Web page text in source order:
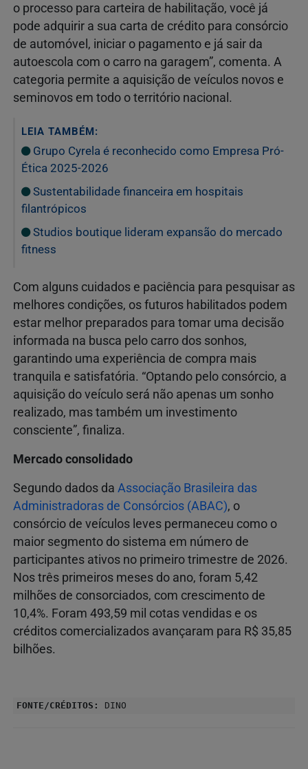
o processo para carteira de habilitação, você já
pode adquirir a sua carta de crédito para consórcio
de automóvel, iniciar o pagamento e já sair da
autoescola com o carro na garagem”, comenta. A
categoria permite a aquisição de veículos novos e
seminovos em todo o território nacional.
LEIA TAMBÉM:
Grupo Cyrela é reconhecido como Empresa Pró-
Ética 2025-2026
Sustentabilidade financeira em hospitais
filantrópicos
Studios boutique lideram expansão do mercado
fitness
Com alguns cuidados e paciência para pesquisar as
melhores condições, os futuros habilitados podem
estar melhor preparados para tomar uma decisão
informada na busca pelo carro dos sonhos,
garantindo uma experiência de compra mais
tranquila e satisfatória. “Optando pelo consórcio, a
aquisição do veículo será não apenas um sonho
realizado, mas também um investimento
consciente”, finaliza.
Mercado consolidado
Segundo dados da Associação Brasileira das
Administradoras de Consórcios (ABAC), o
consórcio de veículos leves permaneceu como o
maior segmento do sistema em número de
participantes ativos no primeiro trimestre de 2026.
Nos três primeiros meses do ano, foram 5,42
milhões de consorciados, com crescimento de
10,4%. Foram 493,59 mil cotas vendidas e os
créditos comercializados avançaram para R$ 35,85
bilhões.
FONTE/CRÉDITOS: DINO